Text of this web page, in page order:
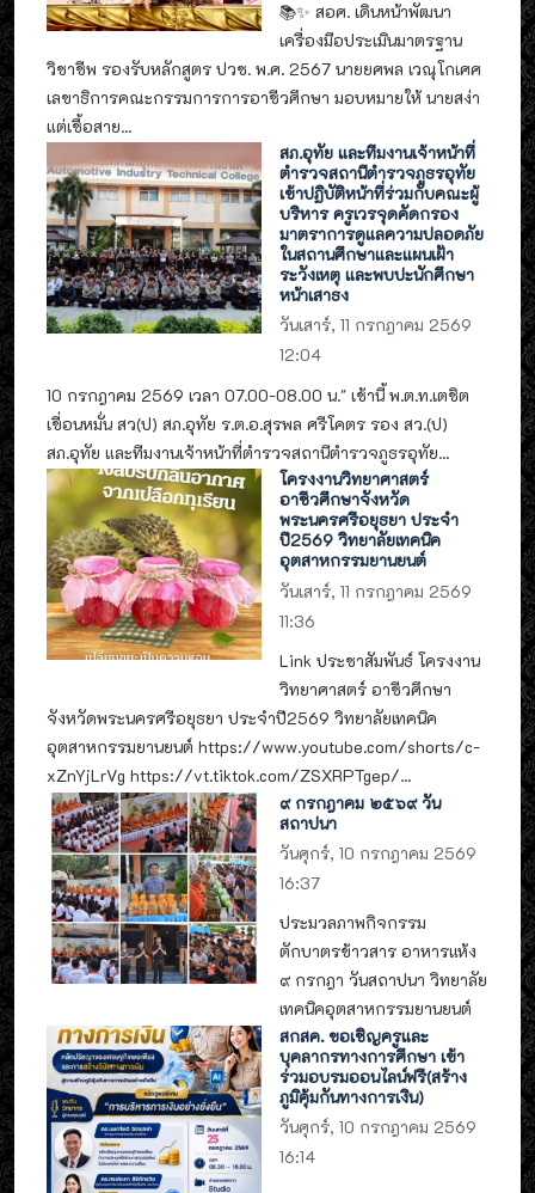
📚✨ สอศ. เดินหน้าพัฒนา
เครื่องมือประเมินมาตรฐาน
วิชาชีพ รองรับหลักสูตร ปวช. พ.ศ. 2567 นายยศพล เวณุโกเศศ
เลขาธิการคณะกรรมการการอาชีวศึกษา มอบหมายให้ นายสง่า
แต่เชื้อสาย...
สภ.อุทัย และทีมงานเจ้าหน้าที่
ตำรวจสถานีตำรวจภูธรอุทัย
เข้าปฏิบัติหน้าที่ร่วมกับคณะผู้
บริหาร ครูเวรจุดคัดกรอง
มาตราการดูแลความปลอดภัย
ในสถานศึกษาและแผนเฝ้า
ระวังเหตุ และพบปะนักศึกษา
หน้าเสาธง
วันเสาร์, 11 กรกฎาคม 2569
12:04
10 กรกฎาคม 2569 เวลา 07.00-08.00 น." เช้านี้ พ.ต.ท.เตชิต
เขื่อนหมั่น สว(ป) สภ.อุทัย ร.ต.อ.สุรพล ศรีโคตร รอง สว.(ป)
สภ.อุทัย และทีมงานเจ้าหน้าที่ตำรวจสถานีตำรวจภูธรอุทัย...
โครงงานวิทยาศาสตร์
อาชีวศึกษาจังหวัด
พระนครศรีอยุธยา ประจำ
ปี2569 วิทยาลัยเทคนิค
อุตสาหกรรมยานยนต์
วันเสาร์, 11 กรกฎาคม 2569
11:36
Link ประชาสัมพันธ์ โครงงาน
วิทยาศาสตร์ อาชีวศึกษา
จังหวัดพระนครศรีอยุธยา ประจำปี2569 วิทยาลัยเทคนิค
อุตสาหกรรมยานยนต์ https://www.youtube.com/shorts/c-
xZnYjLrVg https://vt.tiktok.com/ZSXRPTgep/...
๙ กรกฎาคม ๒๕๖๙ วัน
สถาปนา
วันศุกร์, 10 กรกฎาคม 2569
16:37
ประมวลภาพกิจกรรม
ตักบาตรข้าวสาร อาหารแห้ง
๙ กรกฎา วันสถาปนา วิทยาลัย
เทคนิคอุตสาหกรรมยานยนต์
สกสค. ขอเชิญครูและ
บุคลากรทางการศึกษา เข้า
ร่วมอบรมออนไลน์ฟรี(สร้าง
ภูมิคุ้มกันทางการเงิน)
วันศุกร์, 10 กรกฎาคม 2569
16:14